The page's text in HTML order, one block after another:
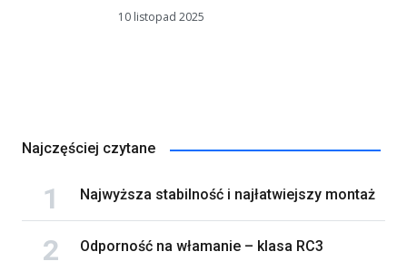
10 listopad 2025
Najczęściej czytane
Najwyższa stabilność i najłatwiejszy montaż
Odporność na włamanie – klasa RC3